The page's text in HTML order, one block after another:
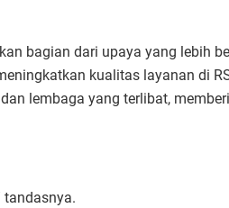
bagian dari upaya yang lebih
kualitas layanan di
lembaga yang terlibat,
tandasnya.